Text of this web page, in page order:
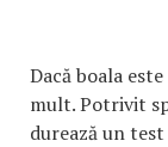
Dacă boala
mult. Potrivit
durează un